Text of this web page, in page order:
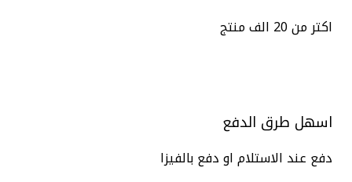
اكتر من 20 الف منتج
اسهل طرق الدفع
دفع عند الاستلام او دفع بالفيزا